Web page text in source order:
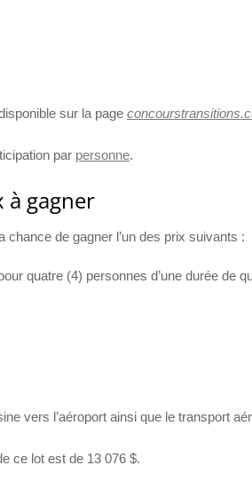
sur la page
par personne.
à gagner
chance de gagner l’un des prix suivants :
quatre (4) personnes d’une durée de
vers l’aéroport ainsi que le transport
ce lot est de 13 076 $.